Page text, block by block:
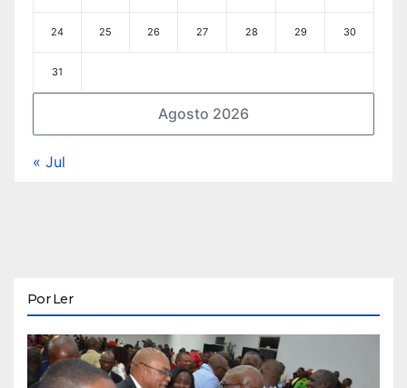
Agosto 2026
24 25 26 27 28 29 30
31
« Jul
Por Ler